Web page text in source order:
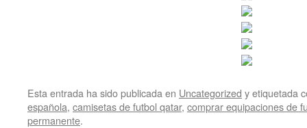
Esta entrada ha sido publicada en Uncategorized y etiquetada
española, camisetas de futbol qatar, comprar equipaciones de
permanente.